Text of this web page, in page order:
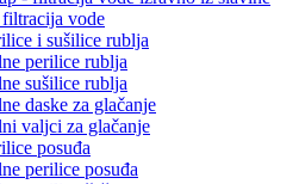
vode
i sušilice rublja
perilice rublja
sušilice rublja
daske za glačanje
valjci za glačanje
posuđa
perilice posuđa